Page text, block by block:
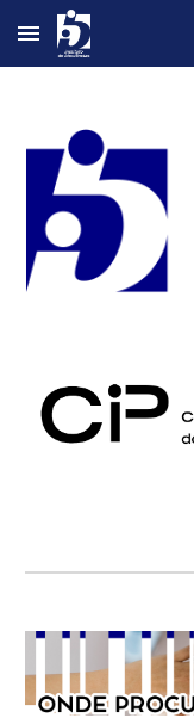
Skip to main content